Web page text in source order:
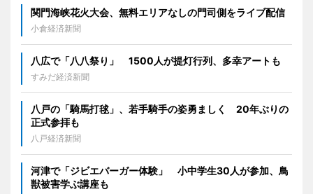
関門海峡花火大会、無料エリアなしの門司側をライブ配信
小倉経済新聞
八広で「八八祭り」 1500人が提灯行列、多幸アートも
すみだ経済新聞
八戸の「騎馬打毬」、若手騎手の姿勇ましく 20年ぶりの
正式参拝も
八戸経済新聞
河津で「ジビエバーガー体験」 小中学生30人が参加、鳥
獣被害学ぶ講座も